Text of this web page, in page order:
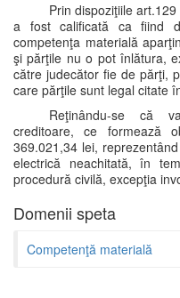
Prin dispoziţiile
a fost calificată ca fiind
competenţa materială
şi părţile nu o pot înlătura,
către judecător fie de părţi,
care părţile sunt legal citate
Reţinându-se că
creditoare, ce formează
369.021,34 lei,
electrică neachitată, în
procedură civilă, excepţia
Domenii speta
Competenţă materială